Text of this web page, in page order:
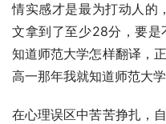
情实感才是最为打动人的
文拿到了至少28分，要
知道师范大学怎样翻译，
高一那年我就知道师范大学
在心理误区中苦苦挣扎，